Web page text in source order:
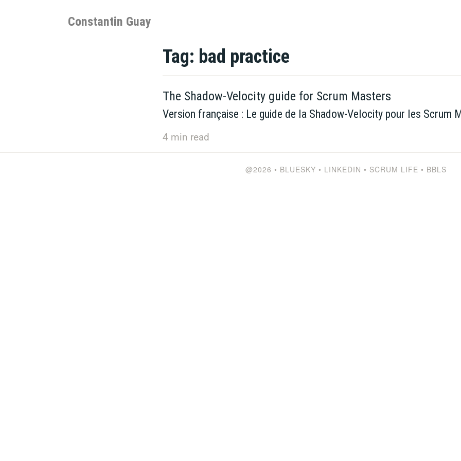
Constantin Guay
Tag: bad practice
The Shadow-Velocity guide for Scrum Masters
Version française : Le guide de la Shadow-Velocity pour les Scrum
4 min read
@2026 • BLUESKY • LINKEDIN • SCRUM LIFE • BBLS